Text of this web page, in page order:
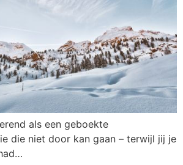
als een geboekte
die niet door kan gaan – terwijl jij je